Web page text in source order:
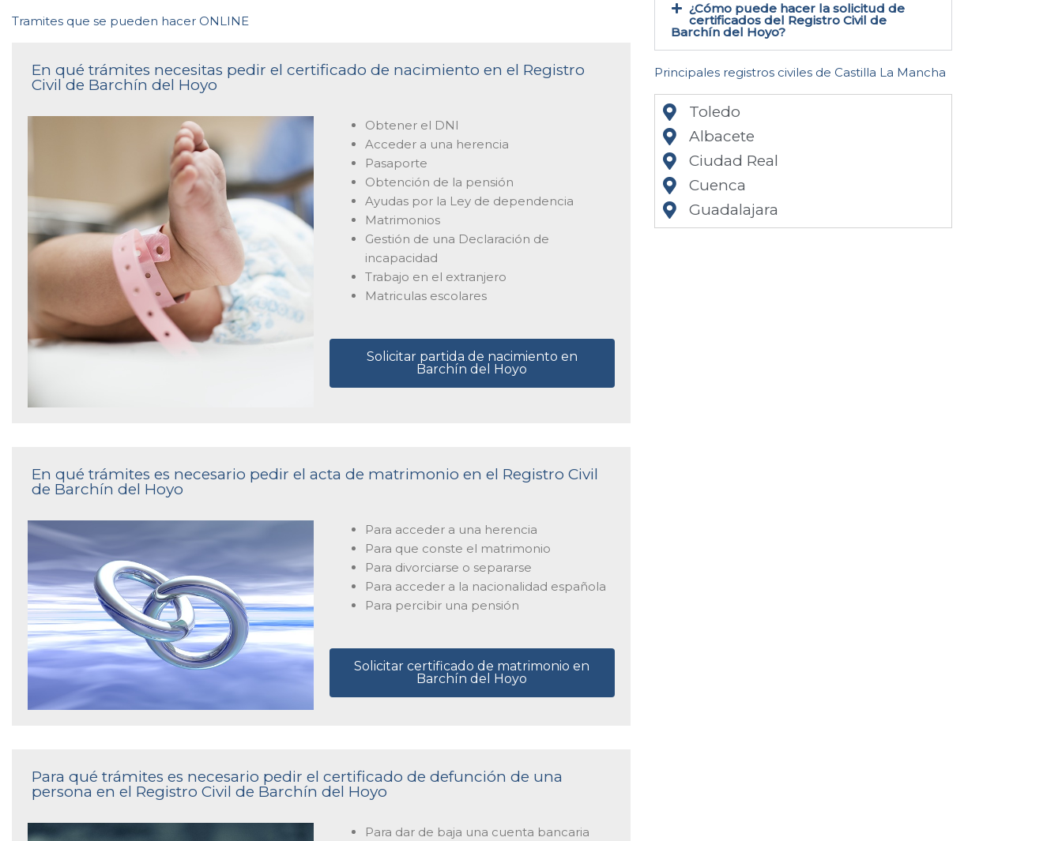
Tramites que se pueden hacer ONLINE
En qué trámites necesitas pedir el certificado de nacimiento en el Registro
Civil de Barchín del Hoyo
Obtener el DNI
Acceder a una herencia
Pasaporte
Obtención de la pensión
Ayudas por la Ley de dependencia
Matrimonios
Gestión de una Declaración de
incapacidad
Trabajo en el extranjero
Matriculas escolares
Solicitar partida de nacimiento en
Barchín del Hoyo
En qué trámites es necesario pedir el acta de matrimonio en el Registro Civil
de Barchín del Hoyo
Para acceder a una herencia
Para que conste el matrimonio
Para divorciarse o separarse
Para acceder a la nacionalidad española
Para percibir una pensión
Solicitar certificado de matrimonio en
Barchín del Hoyo
Para qué trámites es necesario pedir el certificado de defunción de una
persona en el Registro Civil de Barchín del Hoyo
Para dar de baja una cuenta bancaria
¿Cómo puede hacer la solicitud de
certificados del Registro Civil de
Barchín del Hoyo​?
Principales registros civiles de Castilla La Mancha
Toledo
Albacete
Ciudad Real
Cuenca
Guadalajara